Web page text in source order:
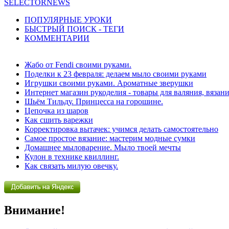
SELECTORNEWS
ПОПУЛЯРНЫЕ УРОКИ
БЫСТРЫЙ ПОИСК - ТЕГИ
КОММЕНТАРИИ
Жабо от Fendi своими руками.
Поделки к 23 февраля: делаем мыло своими руками
Игрушки своими руками. Ароматные зверушки
Интернет магазин рукоделия - товары для валяния,
Шьём Тильду. Принцесса на горошине.
Цепочка из шаров
Как сшить варежки
Корректировка вытачек: учимся делать самостоятельно
Самое простое вязание: мастерим модные сумки
Домашнее мыловарение. Мыло твоей мечты
Кулон в технике квиллинг.
Как связать милую овечку.
Внимание!